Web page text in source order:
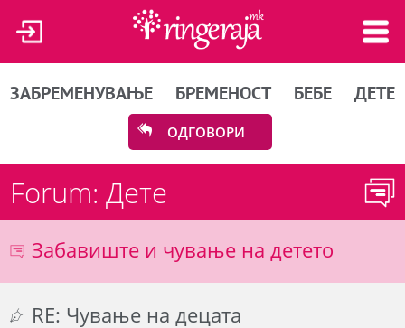
ЗАБРЕМЕНУВАЊЕ БРЕМЕНОСТ БЕБЕ ДЕТЕ
ОДГОВОРИ
Forum: Дете
Забавиште и чување на детето
RE: Чување на децата